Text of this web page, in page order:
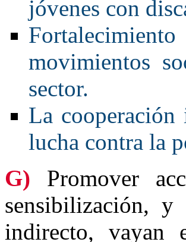
jóvenes con
movimientos
sector.
La
lucha contra la
G) Promover
sensibilización,
indirecto, vayan